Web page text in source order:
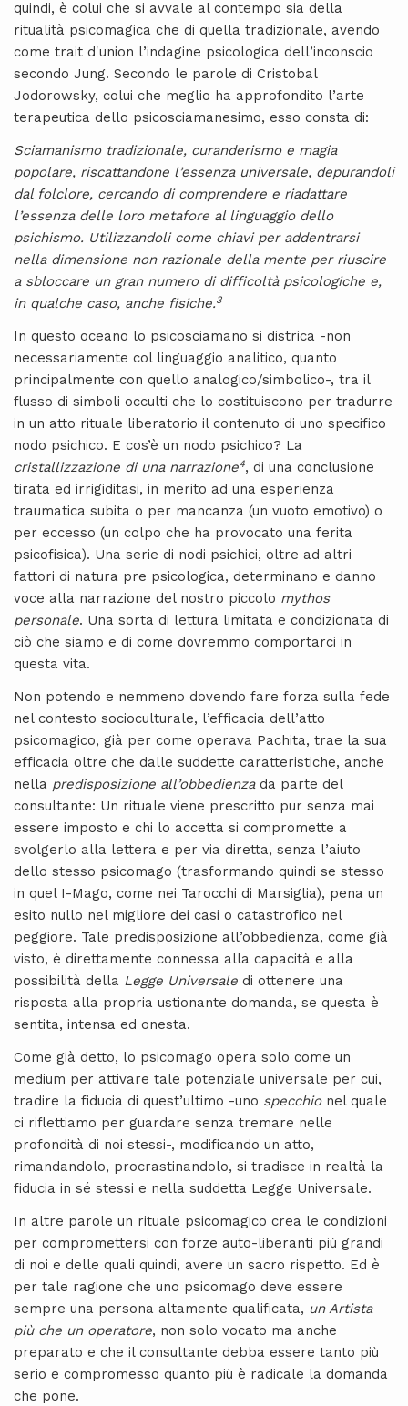
quindi, è colui che si avvale al contempo sia della
ritualità psicomagica che di quella tradizionale, avendo
come trait d'union l’indagine psicologica dell’inconscio
secondo Jung. Secondo le parole di Cristobal
Jodorowsky, colui che meglio ha approfondito l’arte
terapeutica dello psicosciamanesimo, esso consta di:
Sciamanismo tradizionale, curanderismo e magia
popolare, riscattandone l’essenza universale, depurandoli
dal folclore, cercando di comprendere e riadattare
l’essenza delle loro metafore al linguaggio dello
psichismo. Utilizzandoli come chiavi per addentrarsi
nella dimensione non razionale della mente per riuscire
a sbloccare un gran numero di difficoltà psicologiche e,
in qualche caso, anche fisiche.3
In questo oceano lo psicosciamano si districa -non
necessariamente col linguaggio analitico, quanto
principalmente con quello analogico/simbolico-, tra il
flusso di simboli occulti che lo costituiscono per tradurre
in un atto rituale liberatorio il contenuto di uno specifico
nodo psichico. E cos’è un nodo psichico? La
cristallizzazione di una narrazione4, di una conclusione
tirata ed irrigiditasi, in merito ad una esperienza
traumatica subita o per mancanza (un vuoto emotivo) o
per eccesso (un colpo che ha provocato una ferita
psicofisica). Una serie di nodi psichici, oltre ad altri
fattori di natura pre psicologica, determinano e danno
voce alla narrazione del nostro piccolo mythos
personale. Una sorta di lettura limitata e condizionata di
ciò che siamo e di come dovremmo comportarci in
questa vita.
Non potendo e nemmeno dovendo fare forza sulla fede
nel contesto socioculturale, l’efficacia dell’atto
psicomagico, già per come operava Pachita, trae la sua
efficacia oltre che dalle suddette caratteristiche, anche
nella predisposizione all’obbedienza da parte del
consultante: Un rituale viene prescritto pur senza mai
essere imposto e chi lo accetta si compromette a
svolgerlo alla lettera e per via diretta, senza l’aiuto
dello stesso psicomago (trasformando quindi se stesso
in quel I-Mago, come nei Tarocchi di Marsiglia), pena un
esito nullo nel migliore dei casi o catastrofico nel
peggiore. Tale predisposizione all’obbedienza, come già
visto, è direttamente connessa alla capacità e alla
possibilità della Legge Universale di ottenere una
risposta alla propria ustionante domanda, se questa è
sentita, intensa ed onesta.
Come già detto, lo psicomago opera solo come un
medium per attivare tale potenziale universale per cui,
tradire la fiducia di quest’ultimo -uno specchio nel quale
ci riflettiamo per guardare senza tremare nelle
profondità di noi stessi-, modificando un atto,
rimandandolo, procrastinandolo, si tradisce in realtà la
fiducia in sé stessi e nella suddetta Legge Universale.
In altre parole un rituale psicomagico crea le condizioni
per compromettersi con forze auto-liberanti più grandi
di noi e delle quali quindi, avere un sacro rispetto. Ed è
per tale ragione che uno psicomago deve essere
sempre una persona altamente qualificata, un Artista
più che un operatore, non solo vocato ma anche
preparato e che il consultante debba essere tanto più
serio e compromesso quanto più è radicale la domanda
che pone.